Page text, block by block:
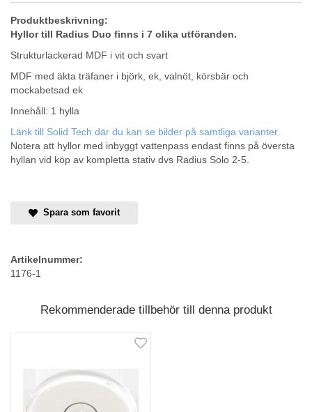
Produktbeskrivning:
Hyllor till Radius Duo finns i 7 olika utföranden.
Strukturlackerad MDF i vit och svart
MDF med äkta träfaner i björk, ek, valnöt, körsbär och
mockabetsad ek
Innehåll: 1 hylla
Länk till Solid Tech där du kan se bilder på samtliga varianter.
Notera att hyllor med inbyggt vattenpass endast finns på översta
hyllan vid köp av kompletta stativ dvs Radius Solo 2-5.
Spara som favorit
Artikelnummer:
1176-1
Rekommenderade tillbehör till denna produkt